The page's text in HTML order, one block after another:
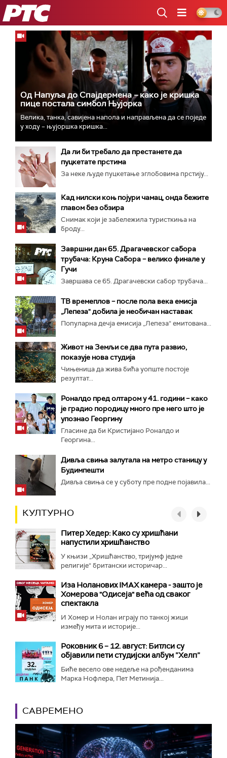
РТС
Од Напуља до Спајдермена – како је кришка
пице постала симбол Њујорка
Велика, танка, савијена напола и направљена да се поједе
у ходу – њујоршка кришка...
Да ли би требало да престанете да
пуцкетате прстима
За неке људе пуцкетање зглобовима прстију...
Кад нилски коњ појури чамац, онда бежите
главом без обзира
Снимак који је забележила туристкиња на
броду...
Завршни дан 65. Драгачевског сабора
трубача: Круна Сабора – велико финале у
Гучи
Завршава се 65. Драгачевски сабор трубача...
ТВ времеплов – после пола века емисја
„Лепеза" добила је необичан наставак
Популарна дечја емисија „Лепеза“ емитована...
Живот на Земљи се два пута развио,
показује нова студија
Чињеница да жива бића уопште постоје
резултат...
Роналдо пред олтаром у 41. години – како
је градио породицу много пре него што је
упознао Георгину
Гласине да би Кристијано Роналдо и
Георгина...
Дивља свиња залутала на метро станицу у
Будимпешти
Дивља свиња се у суботу пре подне појавила...
КУЛТУРНО
Питер Хедер: Како су хришћани
напустили хришћанство
У књизи „Хришћанство, тријумф једне
религије“ британски историчар...
Иза Ноланових IMAX камера - зашто је
Хомерова "Одисеја" већа од сваког
спектакла
И Хомер и Нолан играју по танкој жици
између мита и историје...
Роковник 6 – 12. август: Битлси су
објавили пети студијски албум ”Хелп”
Биће весело ове недеље на рођенданима
Марка Нофлера, Пет Метинија...
САВРЕМЕНО